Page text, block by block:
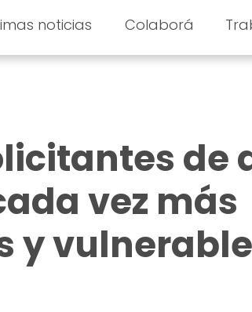
noticias Colaborá
de
vez más
y